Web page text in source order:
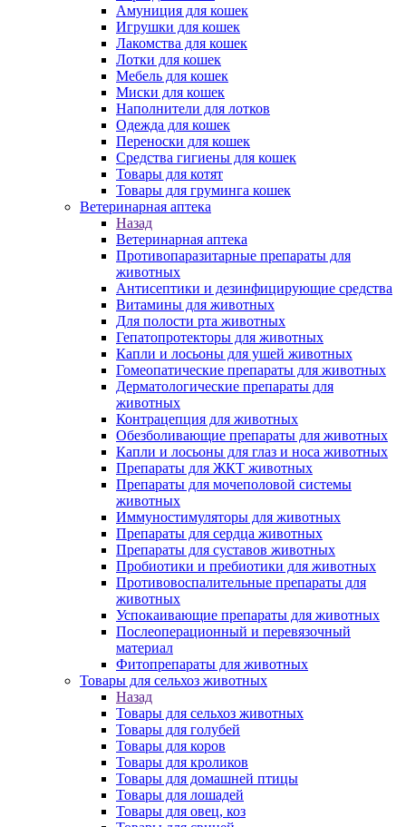
Амуниция для кошек
Игрушки для кошек
Лакомства для кошек
Лотки для кошек
Мебель для кошек
Миски для кошек
Наполнители для лотков
Одежда для кошек
Переноски для кошек
Средства гигиены для кошек
Товары для котят
Товары для груминга кошек
Ветеринарная аптека
Назад
Ветеринарная аптека
Противопаразитарные препараты для
животных
Антисептики и дезинфицирующие средства
Витамины для животных
Для полости рта животных
Гепатопротекторы для животных
Капли и лосьоны для ушей животных
Гомеопатические препараты для животных
Дерматологические препараты для
животных
Контрацепция для животных
Обезболивающие препараты для животных
Капли и лосьоны для глаз и носа животных
Препараты для ЖКТ животных
Препараты для мочеполовой системы
животных
Иммуностимуляторы для животных
Препараты для сердца животных
Препараты для суставов животных
Пробиотики и пребиотики для животных
Противовоспалительные препараты для
животных
Успокаивающие препараты для животных
Послеоперационный и перевязочный
материал
Фитопрепараты для животных
Товары для сельхоз животных
Назад
Товары для сельхоз животных
Товары для голубей
Товары для коров
Товары для кроликов
Товары для домашней птицы
Товары для лошадей
Товары для овец, коз